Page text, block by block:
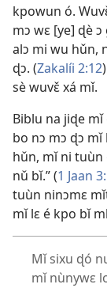
kpowun ó.
mɔ wɛ [ye] ɖè ɔ
alɔ mi wu hǔn,
ɖɔ. (Zakalíi 2:12
sè wuvɛ̌ xá mǐ.
Biblu na jiɖe
bo nɔ mɔ ɖɔ
hǔn, mǐ ni tuùn
nǔ bǐ.” (1 Jaan
tuùn ninɔmɛ
mǐ lɛ é kpo bǐ
Mǐ sixu ɖó
mǐ nùnywɛ